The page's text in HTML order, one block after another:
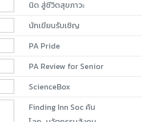
นิด สู่ชีวิตสุขภาวะ
นักเขียนรับเชิญ
PA Pride
PA Review for Senior
ScienceBox
Finding Inn Soc ค้น